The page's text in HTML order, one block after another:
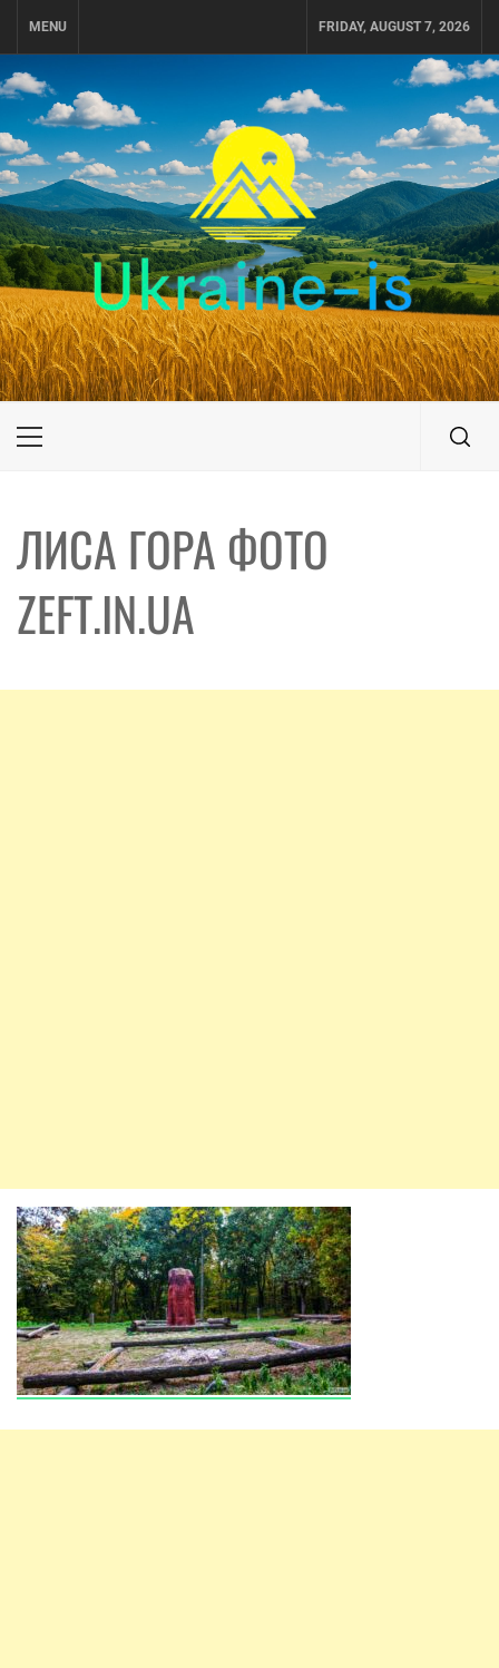
MENU FRIDAY, AUGUST 7, 2026
UKRAINE-IS
ПОДОРОЖI ПО УКРАЇНІ
Primary
ЛИСА ГОРА ФОТО
ZEFT.IN.UA